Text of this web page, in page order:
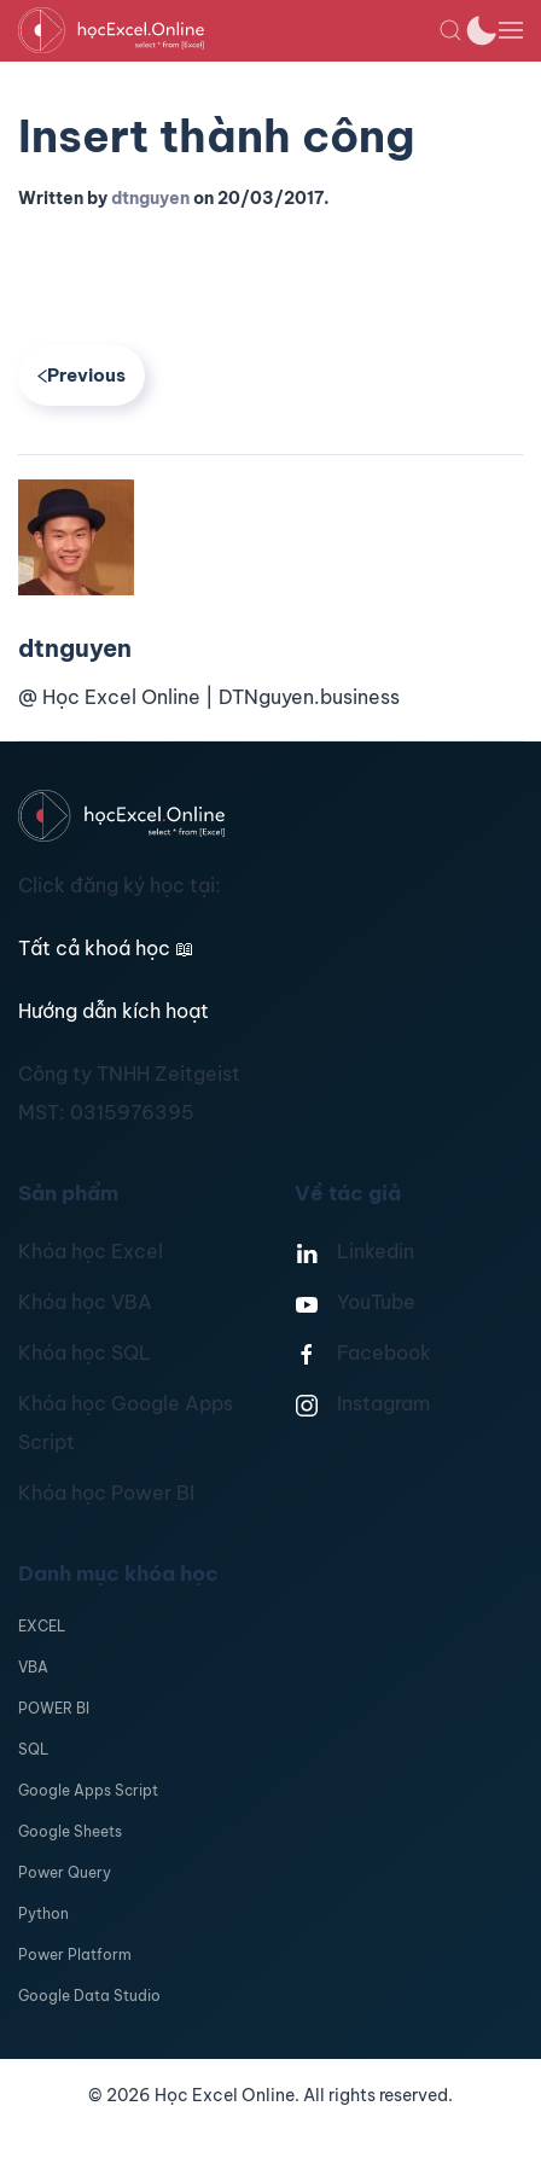
Insert thành công
Written bydtnguyenon20/03/2017.
Previous
dtnguyen
@ Học Excel Online | DTNguyen.business
Click đăng ký học tại:
Tất cả khoá học 📖
Hướng dẫn kích hoạt
Công ty TNHH Zeitgeist
MST: 0315976395
Sản phẩm
Khóa học Excel
Khóa học VBA
Khóa học SQL
Khóa học Google Apps
Script
Khóa học Power BI
Về tác giả
Linkedin
YouTube
Facebook
Instagram
Danh mục khóa học
EXCEL
VBA
POWER BI
SQL
Google Apps Script
Google Sheets
Power Query
Python
Power Platform
Google Data Studio
© 2026 Học Excel Online. All rights reserved.